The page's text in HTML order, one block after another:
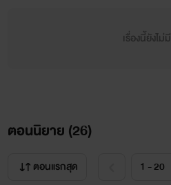
เรื่องนี้ยังไม่
ตอนนิยาย (26)
ตอนแรกสุด